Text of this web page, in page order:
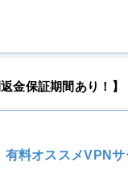
金保証期間あり！】
料オススメVPNサ